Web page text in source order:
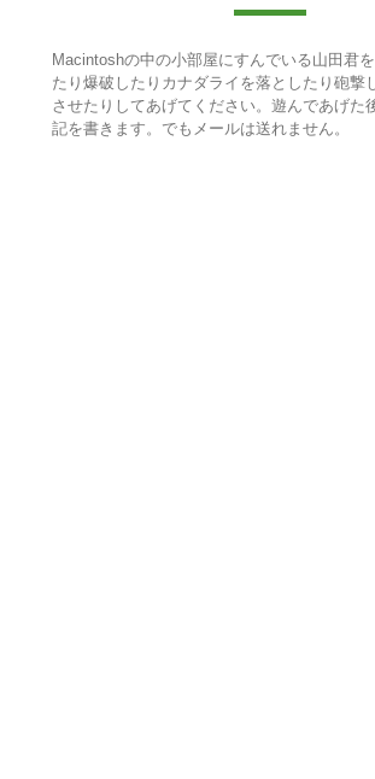
Macintoshの中の小部屋にすんでいる山田君
たり爆破したりカナダライを落としたり砲撃
させたりしてあげてください。遊んであげた
記を書きます。でもメールは送れません。